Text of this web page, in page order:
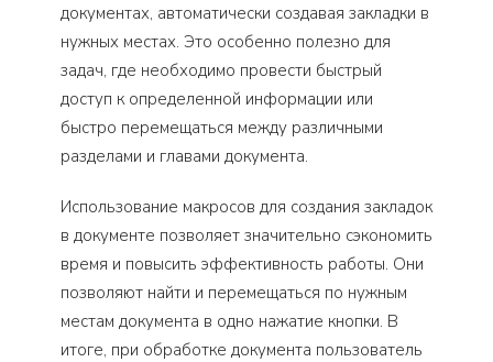
документах, автоматически создавая закладки в
нужных местах. Это особенно полезно для
задач, где необходимо провести быстрый
доступ к определенной информации или
быстро перемещаться между различными
разделами и главами документа.
Использование макросов для создания закладок
в документе позволяет значительно сэкономить
время и повысить эффективность работы. Они
позволяют найти и перемещаться по нужным
местам документа в одно нажатие кнопки. В
итоге, при обработке документа пользователь